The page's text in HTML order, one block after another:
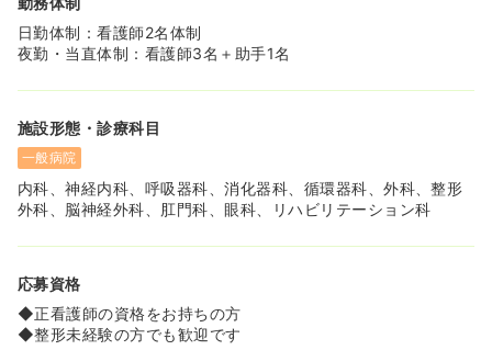
日勤体制：看護師2名体制
夜勤・当直体制：看護師3名＋助手1名
施設形態・診療科目
一般病院
内科、神経内科、呼吸器科、消化器科、循環器科、外科、整形
外科、脳神経外科、肛門科、眼科、リハビリテーション科
応募資格
◆正看護師の資格をお持ちの方
◆整形未経験の方でも歓迎です